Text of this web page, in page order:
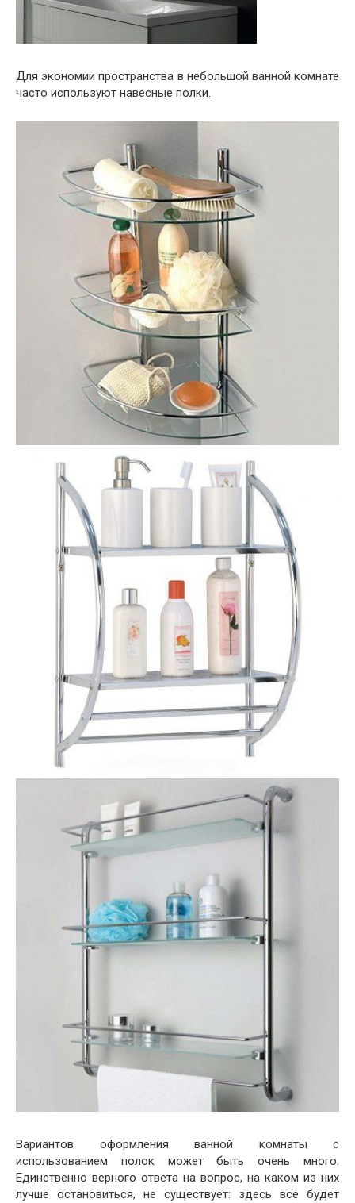
Для экономии пространства в небольшой ванной комнате
часто используют навесные полки.
Вариантов оформления ванной комнаты с
использованием полок может быть очень много.
Единственно верного ответа на вопрос, на каком из них
лучше остановиться, не существует: здесь всё будет